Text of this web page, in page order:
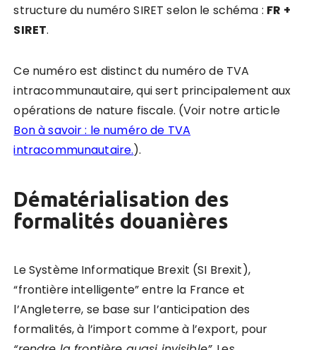
structure du numéro SIRET selon le schéma : FR +
SIRET.
Ce numéro est distinct du numéro de TVA
intracommunautaire, qui sert principalement aux
opérations de nature fiscale. (Voir notre article
Bon à savoir : le numéro de TVA
intracommunautaire.).
Dématérialisation des
formalités douanières
Le Système Informatique Brexit (SI Brexit),
“frontière intelligente” entre la France et
l’Angleterre, se base sur l’anticipation des
formalités, à l’import comme à l’export, pour